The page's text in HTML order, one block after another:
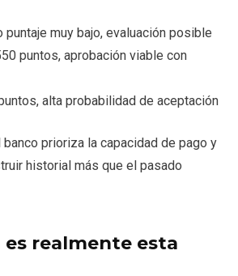
puntaje muy bajo, evaluación posible
puntos, aprobación viable con
alta probabilidad de aceptación
prioriza la capacidad de pago y
historial más que el pasado
es realmente esta